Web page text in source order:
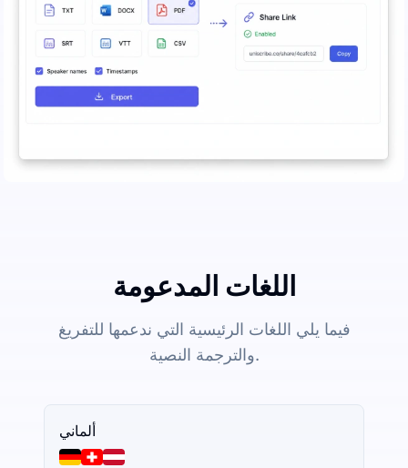
اللغات المدعومة
فيما يلي اللغات الرئيسية التي ندعمها للتفريغ
والترجمة النصية.
ألماني